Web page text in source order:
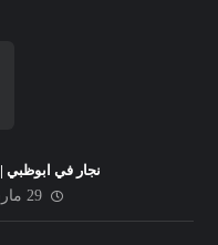
نجار في ابوظبي |0564421019| الدرع الذهبي
29 مارس، 2023